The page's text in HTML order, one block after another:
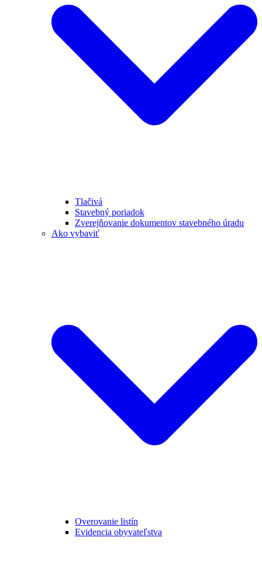
Tlačivá
Stavebný poriadok
Zverejňovanie dokumentov stavebného úradu
Ako vybaviť
Overovanie listín
Evidencia obyvateľstva